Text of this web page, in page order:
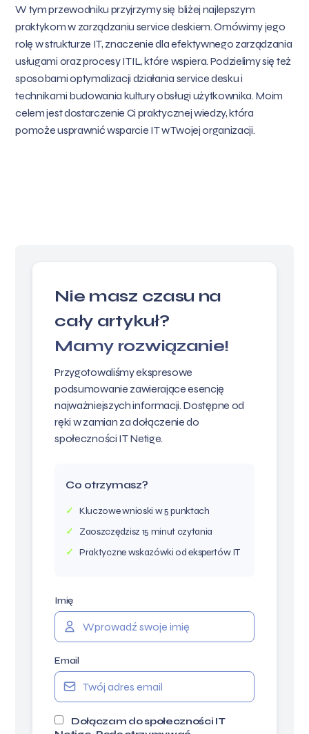
W tym przewodniku przyjrzymy się bliżej najlepszym
praktykom w zarządzaniu service deskiem. Omówimy jego
rolę w strukturze IT, znaczenie dla efektywnego zarządzania
usługami oraz procesy ITIL, które wspiera. Podzielimy się też
sposobami optymalizacji działania service desku i
technikami budowania kultury obsługi użytkownika. Moim
celem jest dostarczenie Ci praktycznej wiedzy, która
pomoże usprawnić wsparcie IT w Twojej organizacji.
Nie masz czasu na
cały artykuł?
Mamy rozwiązanie!
Przygotowaliśmy ekspresowe
podsumowanie zawierające esencję
najważniejszych informacji. Dostępne od
ręki w zamian za dołączenie do
społeczności IT Netige.
Co otrzymasz?
Kluczowe wnioski w 5 punktach
Zaoszczędzisz 15 minut czytania
Praktyczne wskazówki od ekspertów IT
Imię
Email
Dołączam do społeczności IT